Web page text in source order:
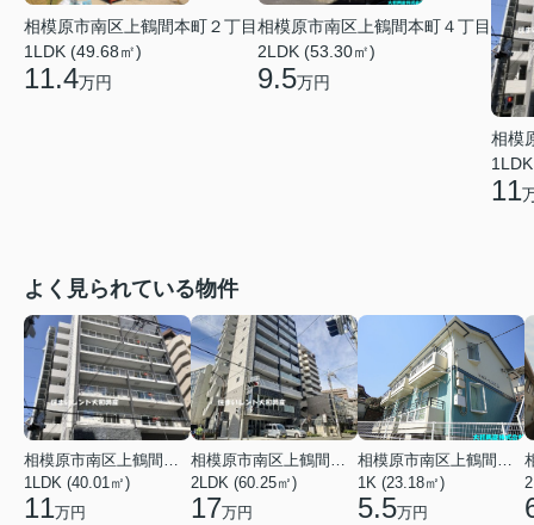
相模原市南区上鶴間本町２丁目
1LDK (49.68㎡)
11.4万円
相模原市南区上鶴間本町４丁目
2LDK (53.30㎡)
9.5万円
相模
11
よく見られている物件
1LDK (40.01㎡)
11万円
2LDK (60.25㎡)
17万円
1K (23.18㎡)
5.5万円